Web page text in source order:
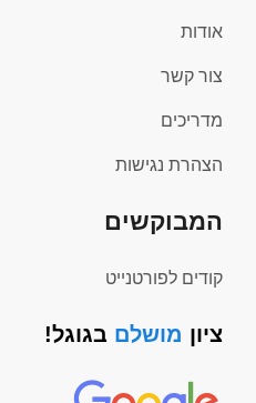
אודות
צור קשר
מדריכים
הצהרת נגישות
המבוקשים
קודים לפורטנייט
ציון מושלם בגוגל!